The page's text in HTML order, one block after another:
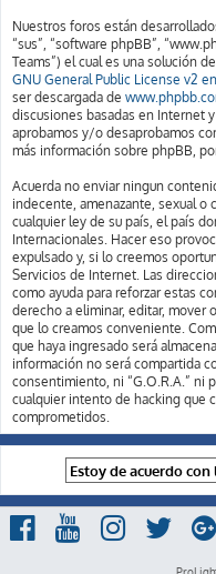
Nuestros foros están
“sus”, “software phpBB”,
Teams”) el cual es una solución
GNU General Public License v2
ser descargada de
discusiones basadas en Internet
aprobamos y/o desaprobamos
más información sobre phpBB,
Acuerda no enviar ningun
indecente, amenazante, sexual o
cualquier ley de su país, el país
Internacionales. Hacer eso
expulsado y, si lo creemos
Servicios de Internet. Las
como ayuda para reforzar estas
derecho a eliminar, editar, mover
que lo creamos conveniente.
que haya ingresado será
información no será compartida
consentimiento, ni “G.O.R.A.” ni
cualquier intento de hacking que
comprometidos.